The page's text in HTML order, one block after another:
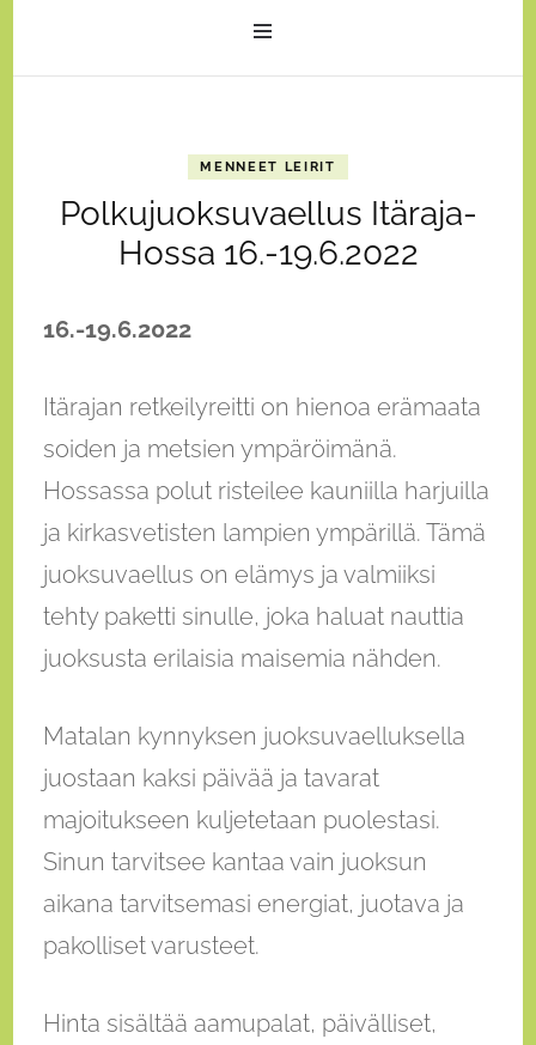
MENNEET LEIRIT
Polkujuoksuvaellus Itäraja-
Hossa 16.-19.6.2022
16.-19.6.2022
Itärajan retkeilyreitti on hienoa erämaata
soiden ja metsien ympäröimänä.
Hossassa polut risteilee kauniilla harjuilla
ja kirkasvetisten lampien ympärillä. Tämä
juoksuvaellus on elämys ja valmiiksi
tehty paketti sinulle, joka haluat nauttia
juoksusta erilaisia maisemia nähden.
Matalan kynnyksen juoksuvaelluksella
juostaan kaksi päivää ja tavarat
majoitukseen kuljetetaan puolestasi.
Sinun tarvitsee kantaa vain juoksun
aikana tarvitsemasi energiat, juotava ja
pakolliset varusteet.
Hinta sisältää aamupalat, päivälliset,